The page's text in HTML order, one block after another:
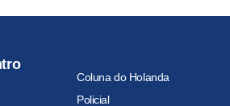
Coluna do Holanda
Policial